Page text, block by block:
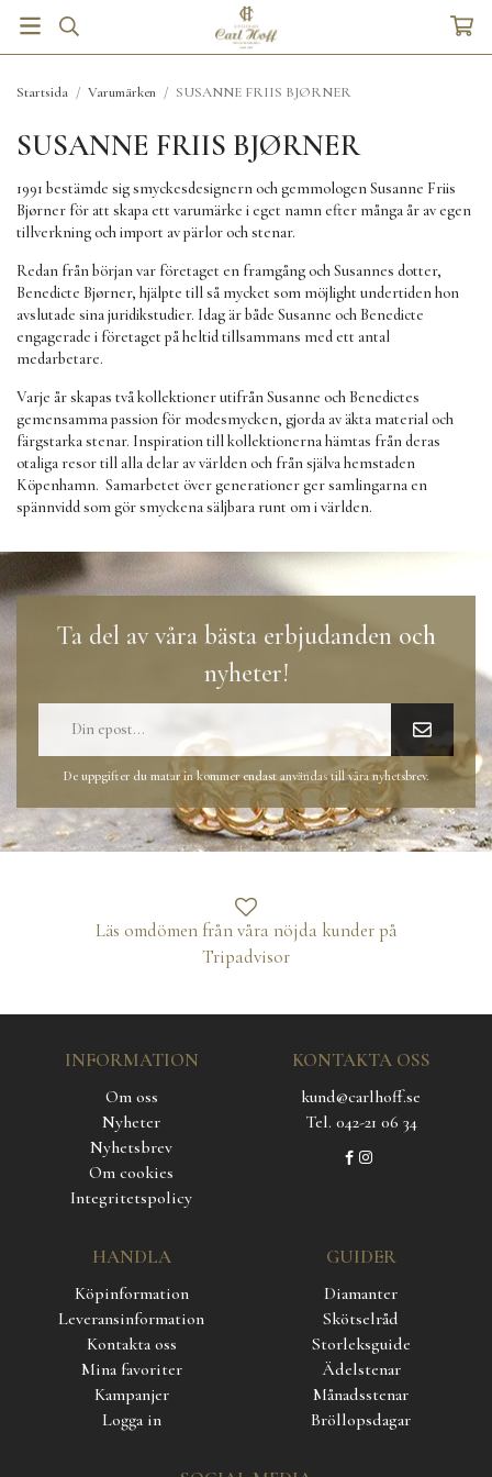
Startsida / Varumärken / SUSANNE FRIIS BJØRNER
SUSANNE FRIIS BJØRNER
1991 bestämde sig smyckesdesignern och gemmologen Susanne Friis
Bjørner för att skapa ett varumärke i eget namn efter många år av egen
tillverkning och import av pärlor och stenar.
Redan från början var företaget en framgång och Susannes dotter,
Benedicte Bjørner, hjälpte till så mycket som möjlight undertiden hon
avslutade sina juridikstudier. Idag är både Susanne och Benedicte
engagerade i företaget på heltid tillsammans med ett antal
medarbetare.
Varje år skapas två kollektioner utifrån Susanne och Benedictes
gemensamma passion för modesmycken, gjorda av äkta material och
färgstarka stenar. Inspiration till kollektionerna hämtas från deras
otaliga resor till alla delar av världen och från själva hemstaden
Köpenhamn. Samarbetet över generationer ger samlingarna en
spännvidd som gör smyckena säljbara runt om i världen.
Ta del av våra bästa erbjudanden och
nyheter!
De uppgifter du matar in kommer endast användas till våra nyhetsbrev.
Läs omdömen från våra nöjda kunder på
Tripadvisor
INFORMATION
Om oss
Nyheter
Nyhetsbrev
Om cookies
Integritetspolicy
KONTAKTA OSS
kund@carlhoff.se
Tel. 042-21 06 34
HANDLA
Köpinformation
Leveransinformation
Kontakta oss
Mina favoriter
Kampanjer
Logga in
GUIDER
Diamanter
Skötselråd
Storleksguide
Ädelstenar
Månadsstenar
Bröllopsdagar